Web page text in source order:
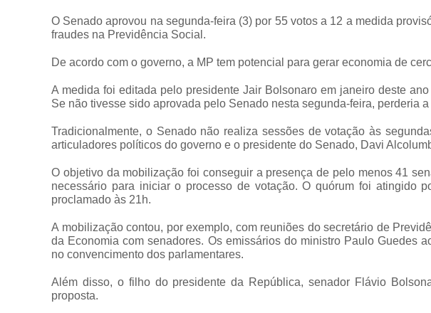
O Senado aprovou na segunda-feira (3) por 55 votos a 12 a medida
fraudes na Previdência Social.
De acordo com o governo, a MP tem potencial para gerar economia de
A medida foi editada pelo presidente Jair Bolsonaro em janeiro deste
Se não tivesse sido aprovada pelo Senado nesta segunda-feira, perderia
Tradicionalmente, o Senado não realiza sessões de votação às
articuladores políticos do governo e o presidente do Senado, Davi
O objetivo da mobilização foi conseguir a presença de pelo menos 41
necessário para iniciar o processo de votação. O quórum foi atingido
proclamado às 21h.
A mobilização contou, por exemplo, com reuniões do secretário de
da Economia com senadores. Os emissários do ministro Paulo Guedes
no convencimento dos parlamentares.
Além disso, o filho do presidente da República, senador Flávio
proposta.